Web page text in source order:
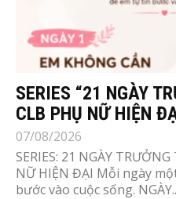
SERIES “21 NGÀY
CLB PHỤ NỮ HIỆN
07/08/2026
SERIES: 21 NGÀY
NỮ HIỆN ĐẠI Mỗi ngày
bước vào cuộc sống.